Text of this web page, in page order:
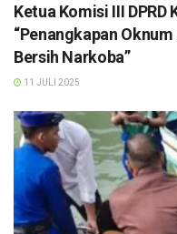
Ketua Komisi III
“Penangkapan
Bersih Narkoba”
11 JULI 2025